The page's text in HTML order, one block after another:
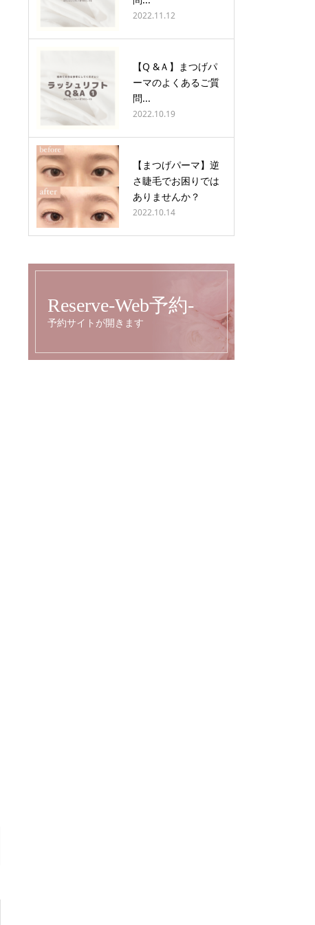
2022.11.12
【Q &Ａ】まつげパ
ーマのよくあるご質
問...
2022.10.19
【まつげパーマ】逆
さ睫毛でお困りでは
ありませんか？
2022.10.14
Reserve-Web予約-
予約サイトが開きます